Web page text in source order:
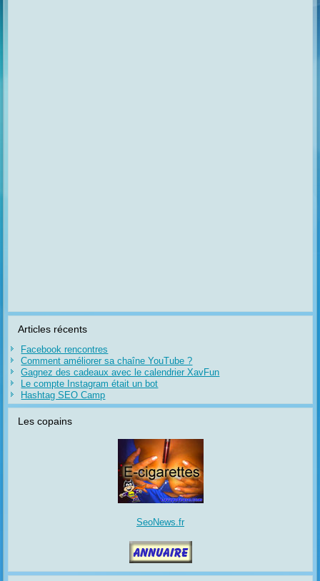
Articles récents
Facebook rencontres
Comment améliorer sa chaîne YouTube ?
Gagnez des cadeaux avec le calendrier XavFun
Le compte Instagram était un bot
Hashtag SEO Camp
Les copains
SeoNews.fr